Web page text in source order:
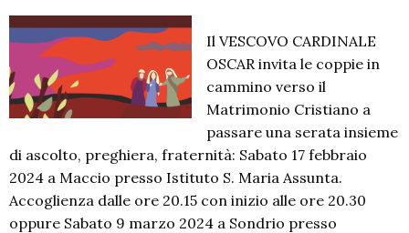
Il VESCOVO CARDINALE
OSCAR invita le coppie in
cammino verso il
Matrimonio Cristiano a
passare una serata insieme
di ascolto, preghiera, fraternità: Sabato 17 febbraio
2024 a Maccio presso Istituto S. Maria Assunta.
Accoglienza dalle ore 20.15 con inizio alle ore 20.30
oppure Sabato 9 marzo 2024 a Sondrio presso